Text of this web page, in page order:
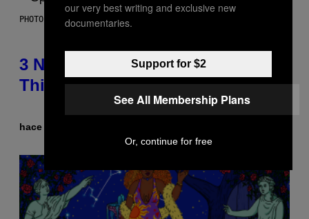
PHOTO BY TIM RONEY/GETTY IMAGES
3 No-Skip Pop Albums Turning 30
This Year
hace 7 minutos
our very best writing and exclusive new
documentaries.
Support for $2
See All Membership Plans
Or, continue for free